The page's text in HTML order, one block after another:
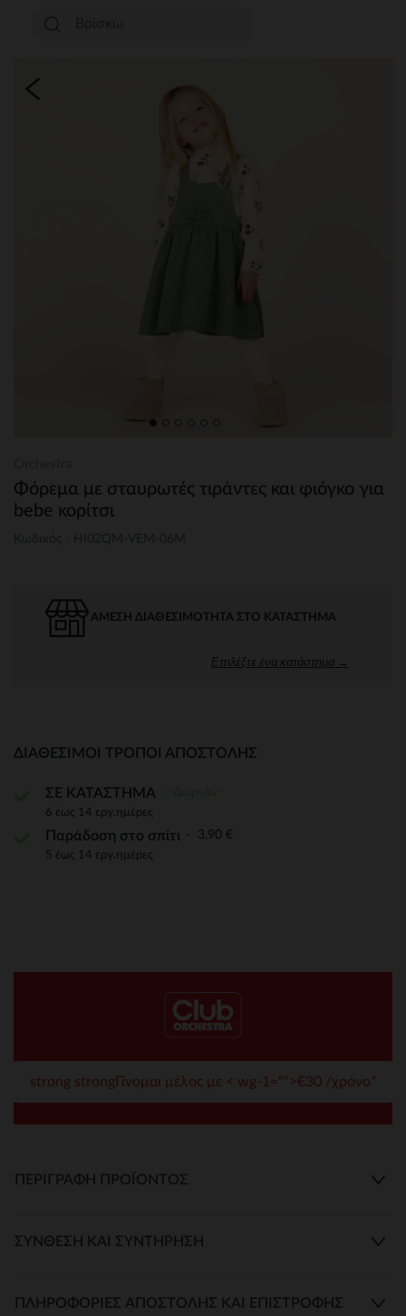
Φόρεμα με σταυρωτές τιράντες και φιόγκο για
bebe κορίτσι
ΆΜΕΣΗ ΔΙΑΘΕΣΙΜΌΤΗΤΑ ΣΤΟ ΚΑΤΆΣΤΗΜΑ
Επιλέξτε ένα κατάστημα →
ΔΙΑΘΈΣΙΜΟΙ ΤΡΌΠΟΙ ΑΠΟΣΤΟΛΉΣ
ΣΕ ΚΑΤΑΣΤΗΜΑ
6 έως 14 εργ.ημέρες
Παράδοση στο σπίτι 3,90 €
5 έως 14 εργ.ημέρες
strong strongΓίνομαι μέλος με < wg-1="">€30 /χρόνο*
ΠΕΡΙΓΡΑΦΉ ΠΡΟΪΌΝΤΟΣ
ΣΎΝΘΕΣΗ ΚΑΙ ΣΥΝΤΉΡΗΣΗ
ΠΛΗΡΟΦΟΡΊΕΣ ΑΠΟΣΤΟΛΉΣ ΚΑΙ ΕΠΙΣΤΡΟΦΉΣ